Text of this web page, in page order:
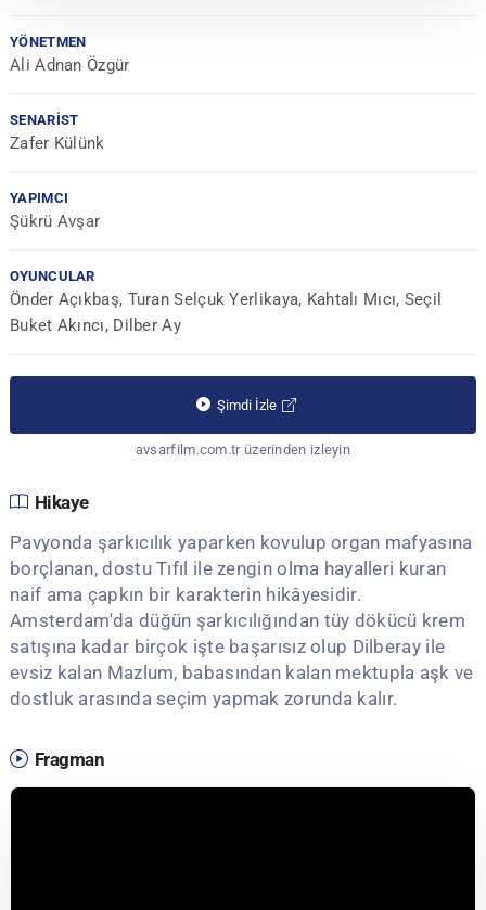
YÖNETMEN
Ali Adnan Özgür
SENARIST
Zafer Külünk
YAPIMCI
Şükrü Avşar
OYUNCULAR
Önder Açıkbaş, Turan Selçuk Yerlikaya, Kahtalı Mıcı, Seçil
Buket Akıncı, Dilber Ay
Şimdi İzle
avsarfilm.com.tr üzerinden izleyin
Hikaye
Pavyonda şarkıcılık yaparken kovulup organ mafyasına
borçlanan, dostu Tıfıl ile zengin olma hayalleri kuran
naif ama çapkın bir karakterin hikâyesidir.
Amsterdam'da düğün şarkıcılığından tüy dökücü krem
satışına kadar birçok işte başarısız olup Dilberay ile
evsiz kalan Mazlum, babasından kalan mektupla aşk ve
dostluk arasında seçim yapmak zorunda kalır.
Fragman